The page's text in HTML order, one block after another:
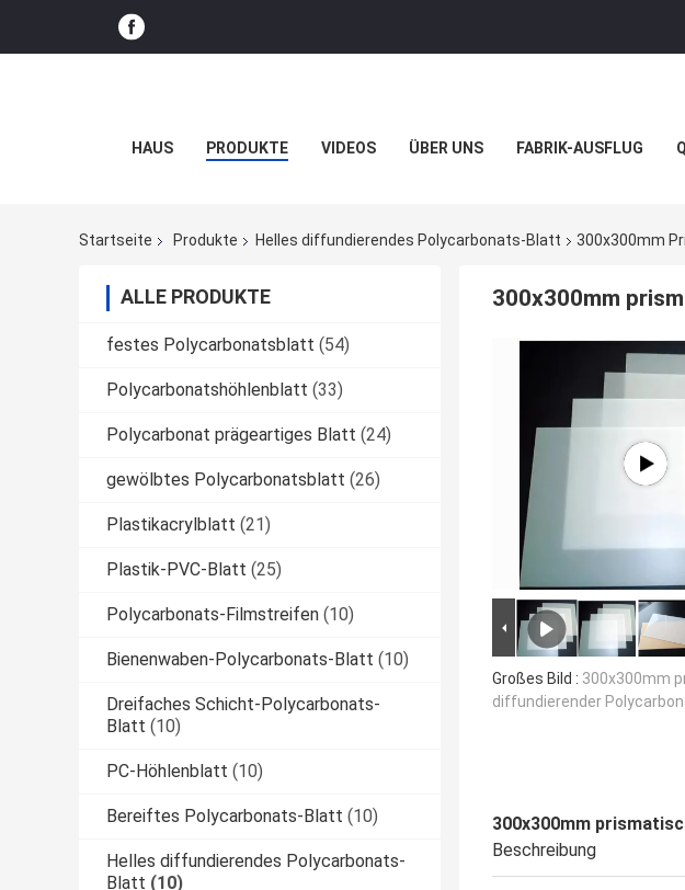
HAUS PRODUKTE VIDEOS ÜBER UNS FABRIK-AUSFLUG
Startseite Produkte Helles diffundierendes Polycarbonats-Blatt 300x300mm
ALLE PRODUKTE
festes Polycarbonatsblatt (54)
Polycarbonatshöhlenblatt (33)
Polycarbonat prägeartiges Blatt (24)
gewölbtes Polycarbonatsblatt (26)
Plastikacrylblatt (21)
Plastik-PVC-Blatt (25)
Polycarbonats-Filmstreifen (10)
Bienenwaben-Polycarbonats-Blatt (10)
Dreifaches Schicht-Polycarbonats-
Blatt (10)
PC-Höhlenblatt (10)
Bereiftes Polycarbonats-Blatt (10)
Helles diffundierendes Polycarbonats-
Blatt (10)
300x300mm
Großes Bild : 300x300mm
diffundierender
300x300mm
Beschreibung